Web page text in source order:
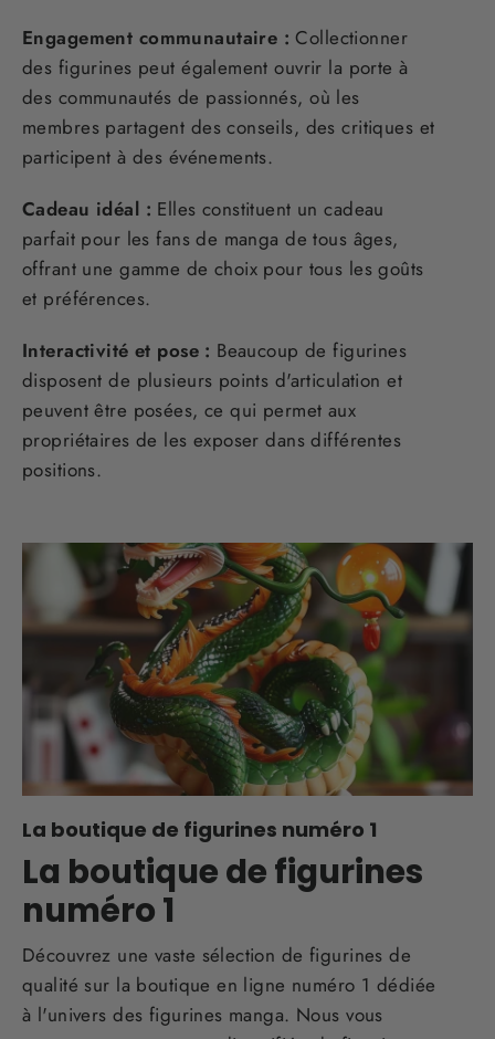
Engagement communautaire : Collectionner
des figurines peut également ouvrir la porte à
des communautés de passionnés, où les
membres partagent des conseils, des critiques et
participent à des événements.
Cadeau idéal : Elles constituent un cadeau
parfait pour les fans de manga de tous âges,
offrant une gamme de choix pour tous les goûts
et préférences.
Interactivité et pose : Beaucoup de figurines
disposent de plusieurs points d'articulation et
peuvent être posées, ce qui permet aux
propriétaires de les exposer dans différentes
positions.
La boutique de figurines numéro 1
La boutique de figurines
numéro 1
Découvrez une vaste sélection de figurines de
qualité sur la boutique en ligne numéro 1 dédiée
à l'univers des figurines manga. Nous vous